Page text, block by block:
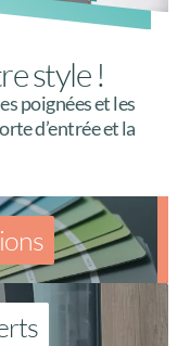
style !
poignées et les
d’entrée et la